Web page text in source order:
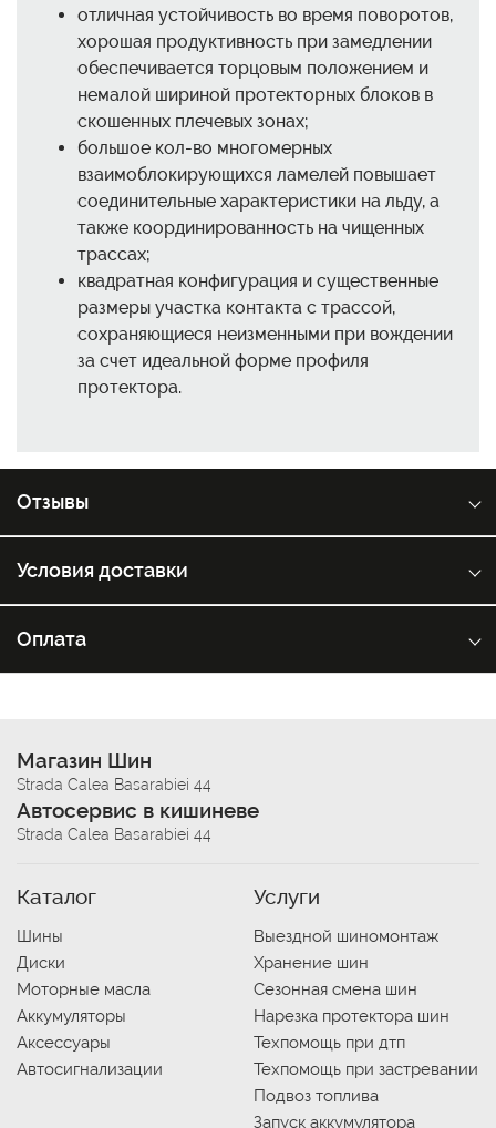
отличная устойчивость во время поворотов,
хорошая продуктивность при замедлении
обеспечивается торцовым положением и
немалой шириной протекторных блоков в
скошенных плечевых зонах;
большое кол-во многомерных
взаимоблокирующихся ламелей повышает
соединительные характеристики на льду, а
также координированность на чищенных
трассах;
квадратная конфигурация и существенные
размеры участка контакта с трассой,
сохраняющиеся неизменными при вождении
за счет идеальной форме профиля
протектора.
Отзывы
Условия доставки
Оплата
Магазин Шин
Strada Calea Basarabiei 44
Автосервис в кишиневе
Strada Calea Basarabiei 44
Каталог
Шины
Диски
Моторные масла
Аккумуляторы
Аксессуары
Автосигнализации
Услуги
Выездной шиномонтаж
Хранение шин
Сезонная смена шин
Нарезка протектора шин
Техпомощь при дтп
Техпомощь при застревании
Подвоз топлива
Запуск аккумулятора